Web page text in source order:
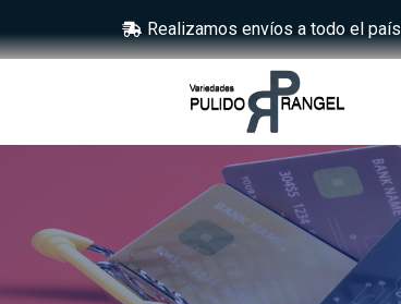
Realizamos envíos a todo el país